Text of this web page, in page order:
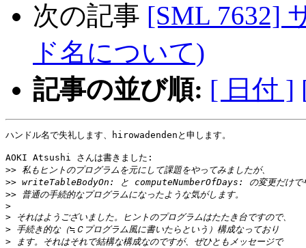
次の記事 [SML 7632]
ド名について)
記事の並び順: [ 日付 ]
ハンドル名で失礼します、hirowadendenと申します。
AOKI Atsushi さんは書きました:
>>
>>
>>
>
>
>
>